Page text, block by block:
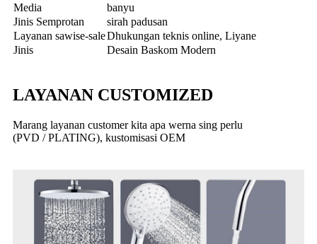
Media
banyu
Jinis Semprotan
sirah padusan
Layanan sawise-saleDhukungan teknis online, Liyane
Jinis
Desain Baskom Modern
LAYANAN CUSTOMIZED
Marang layanan customer kita apa werna sing perlu
(PVD / PLATING), kustomisasi OEM